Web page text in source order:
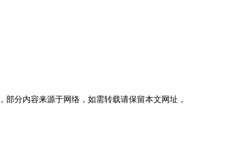
部分内容来源于网络，如需转载请保留本文网址，